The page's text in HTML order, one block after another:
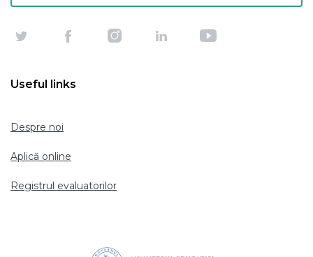
Useful links
Despre noi
Aplică online
Registrul evaluatorilor